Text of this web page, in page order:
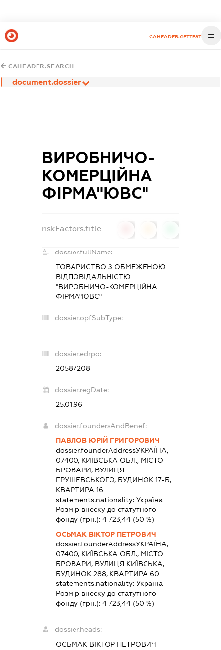
CAHEADER.GETTEST
CAHEADER.SEARCH
document.dossier
ВИРОБНИЧО-
КОМЕРЦІЙНА
ФІРМА"ЮВС"
riskFactors.title
dossier.fullName:
ТОВАРИСТВО З ОБМЕЖЕНОЮ
ВІДПОВІДАЛЬНІСТЮ
"ВИРОБНИЧО-КОМЕРЦІЙНА
ФІРМА"ЮВС"
dossier.opfSubType:
-
dossier.edrpo:
20587208
dossier.regDate:
25.01.96
dossier.foundersAndBenef:
ПАВЛОВ ЮРІЙ ГРИГОРОВИЧ
dossier.founderAddressУКРАЇНА,
07400, КИЇВСЬКА ОБЛ., МІСТО
БРОВАРИ, ВУЛИЦЯ
ГРУШЕВСЬКОГО, БУДИНОК 17-Б,
КВАРТИРА 16
statements.nationality: Україна
Розмір внеску до статутного
фонду (грн.): 4 723,44(50 %)
ОСЬМАК ВІКТОР ПЕТРОВИЧ
dossier.founderAddressУКРАЇНА,
07400, КИЇВСЬКА ОБЛ., МІСТО
БРОВАРИ, ВУЛИЦЯ КИЇВСЬКА,
БУДИНОК 288, КВАРТИРА 60
statements.nationality: Україна
Розмір внеску до статутного
фонду (грн.): 4 723,44(50 %)
dossier.heads:
ОСЬМАК ВІКТОР ПЕТРОВИЧ -